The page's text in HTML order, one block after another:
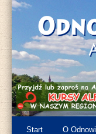
Start O